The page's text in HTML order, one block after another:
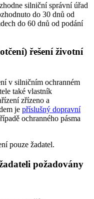
silniční správní úřad
do 30 dnů od
do 60 dnů od podání
řešení životní
v silničním ochranném
také vlastník
zřízeno a
je příslušný dopravní
ochranného pásma
pouze žadatel.
požadovány